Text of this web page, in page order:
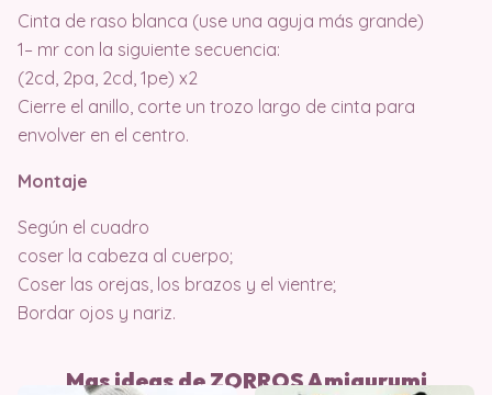
Cinta de raso blanca (use una aguja más grande)
1– mr con la siguiente secuencia:
(2cd, 2pa, 2cd, 1pe) x2
Cierre el anillo, corte un trozo largo de cinta para
envolver en el centro.
Montaje
Según el cuadro
coser la cabeza al cuerpo;
Coser las orejas, los brazos y el vientre;
Bordar ojos y nariz.
Mas ideas de ZORROS Amigurumi